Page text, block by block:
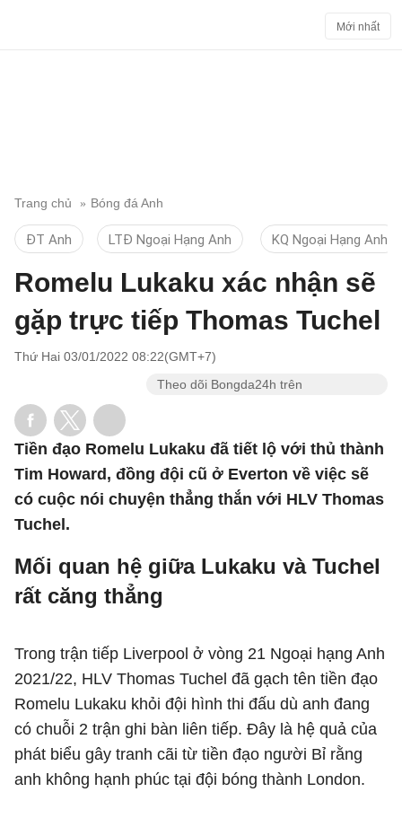
Mới nhất
Trang chủ Bóng đá Anh
ĐT Anh LTĐ Ngoại Hạng Anh KQ Ngoại Hạng Anh
Romelu Lukaku xác nhận sẽ
gặp trực tiếp Thomas Tuchel
Thứ Hai 03/01/2022 08:22(GMT+7)
Theo dõi Bongda24h trên
Tiền đạo Romelu Lukaku đã tiết lộ với thủ thành
Tim Howard, đồng đội cũ ở Everton về việc sẽ
có cuộc nói chuyện thẳng thắn với HLV Thomas
Tuchel.
Mối quan hệ giữa Lukaku và Tuchel
rất căng thẳng
Trong trận tiếp Liverpool ở vòng 21 Ngoại hạng Anh
2021/22, HLV Thomas Tuchel đã gạch tên tiền đạo
Romelu Lukaku khỏi đội hình thi đấu dù anh đang
có chuỗi 2 trận ghi bàn liên tiếp. Đây là hệ quả của
phát biểu gây tranh cãi từ tiền đạo người Bỉ rằng
anh không hạnh phúc tại đội bóng thành London.